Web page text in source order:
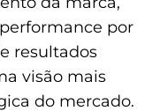
por
resultados
visão mais
do mercado.